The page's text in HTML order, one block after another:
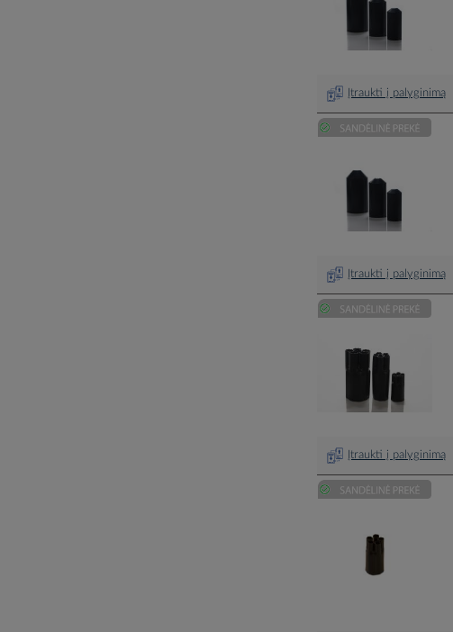
Įtraukti į palyginimą
Įtraukti į palyginimą
Įtraukti į palyginimą